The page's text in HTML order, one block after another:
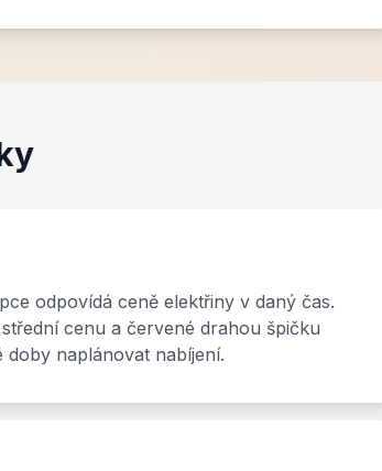
odpovídá ceně elektřiny v daný čas.
cenu a červené drahou špičku
naplánovat nabíjení.